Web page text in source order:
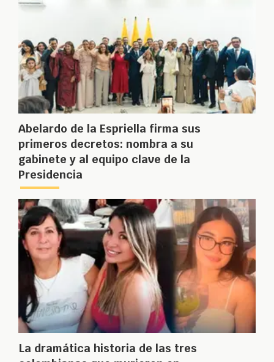
Abelardo de la Espriella firma sus
primeros decretos: nombra a su
gabinete y al equipo clave de la
Presidencia
La dramática historia de las tres